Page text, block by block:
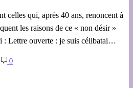
celles qui, après 40 ans, renoncent à
les raisons de ce « non désir »
: Lettre ouverte : je suis célibatai…
0